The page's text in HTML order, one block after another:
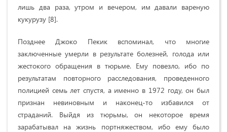
лишь два раза, утром и вечером, им давали вареную
кукурузу [8].
Позднее Джоко Пекик вспоминал, что многие
заключенные умерли в результате болезней, голода или
жестокого обращения в тюрьме. Ему повезло, ибо по
результатам повторного расследования, проведенного
полицией семь лет спустя, а именно в 1972 году, он был
признан невиновным и наконец-то избавился от
страданий. Выйдя из тюрьмы, он некоторое время
зарабатывал на жизнь портняжеством, ибо ему было